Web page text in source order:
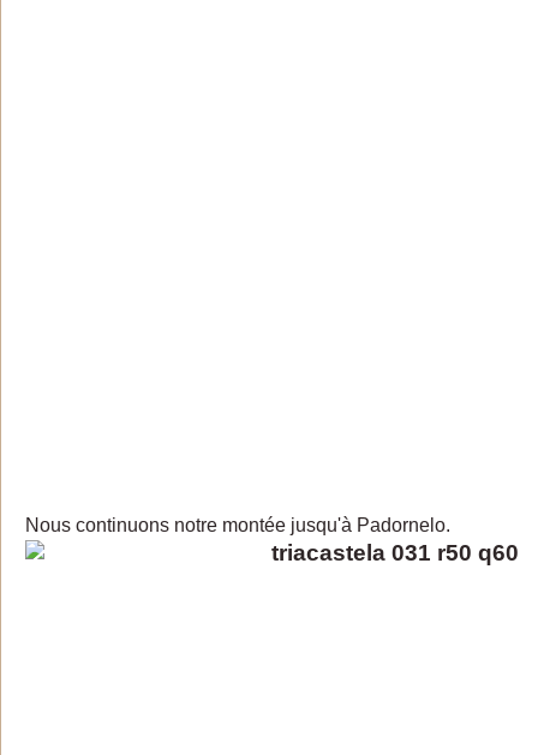
Nous continuons notre montée jusqu'à Padornelo.